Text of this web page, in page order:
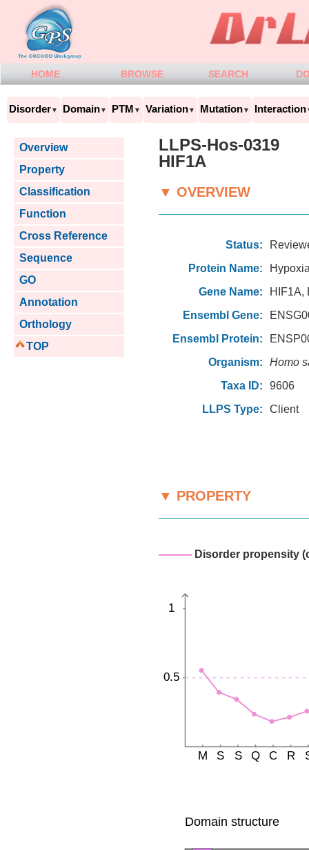
HOME BROWSE SEARCH
Overview
Property
Classification
Function
Cross Reference
Sequence
GO
Annotation
Orthology
TOP
Disorder▼ Domain▼ PTM ▼ Variation▼ Mutation▼ Interaction
LLPS-Hos-0319
HIF1A
▼ OVERVIEW
Status:
Protein Name:
Gene Name:
HIF1A,
Ensembl Gene:
Ensembl Protein:
Organism:
Homo
Taxa ID:
9606
LLPS Type:
Client
▼ PROPERTY
——— Disorder propensity